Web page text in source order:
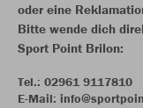
oder eine
Bitte wende dich
Sport Point Brilon:
Tel.: 02961 9117810
E-Mail: